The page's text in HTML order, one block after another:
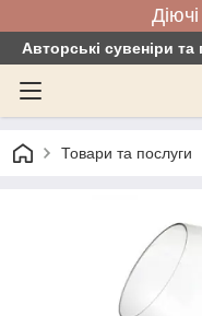
Авторські сувеніри
Товари та послуги